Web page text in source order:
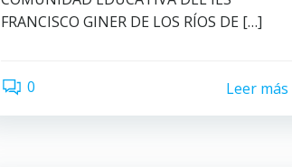
FRANCISCO GINER DE LOS RÍOS DE […]
0 Leer más